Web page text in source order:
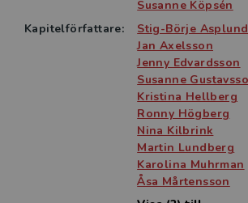
yrkesutbildning och yrkeslärare.
reviderats och nya värdefulla kapitel
lärare har tillkommit.
Susanne Köpsén
Kapitelförfattare:
Stig-Börje Asplund
Jan Axelsson
Jenny Edvardsson
Susanne
Kristina Hellberg
Ronny Högberg
Nina Kilbrink
Martin Lundberg
Karolina Muhrman
Åsa Mårtensson